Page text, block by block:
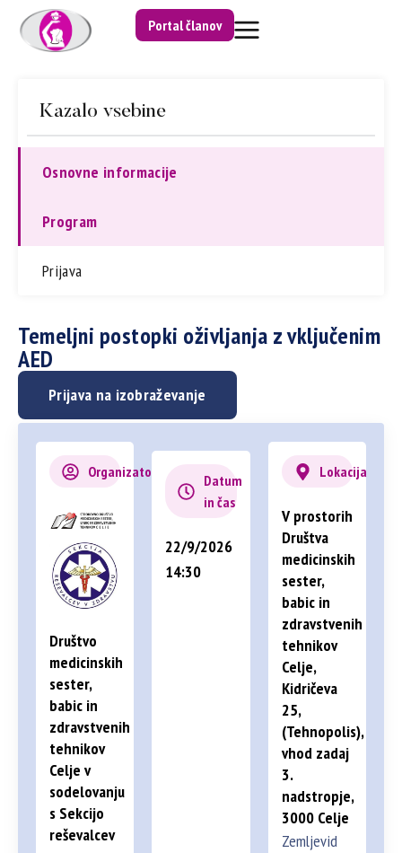
Portal članov
Kazalo vsebine
Osnovne informacije
Program
Prijava
Temeljni postopki oživljanja z vključenim
AED
Prijava na izobraževanje
Organizator
Društvo
medicinskih
sester,
babic in
zdravstvenih
tehnikov
Celje v
sodelovanju
s Sekcijo
reševalcev
Datum
in čas
22/9/2026
14:30
Lokacija
V prostorih
Društva
medicinskih
sester,
babic in
zdravstvenih
tehnikov
Celje,
Kidričeva
25,
(Tehnopolis),
vhod zadaj
3.
nadstropje,
3000 Celje
Zemljevid